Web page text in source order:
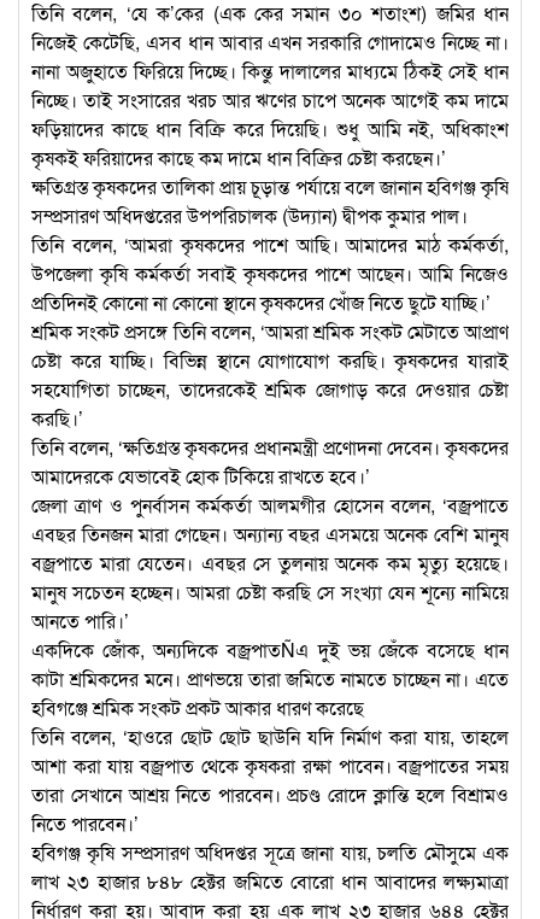
তিনি বলেন, ‘যে ক’কের (এক কের সমান ৩০ শতাংশ) জমির ধান
নিজেই কেটেছি, এসব ধান আবার এখন সরকারি গোদামেও নিচ্ছে না।
নানা অজুহাতে ফিরিয়ে দিচ্ছে। কিন্তু দালালের মাধ্যমে ঠিকই সেই ধান
নিচ্ছে। তাই সংসারের খরচ আর ঋণের চাপে অনেক আগেই কম দামে
ফড়িয়াদের কাছে ধান বিক্রি করে দিয়েছি। শুধু আমি নই, অধিকাংশ
কৃষকই ফরিয়াদের কাছে কম দামে ধান বিক্রির চেষ্টা করছেন।’
ক্ষতিগ্রস্ত কৃষকদের তালিকা প্রায় চূড়ান্ত পর্যায়ে বলে জানান হবিগঞ্জ কৃষি
সম্প্রসারণ অধিদপ্তরের উপপরিচালক (উদ্যান) দ্বীপক কুমার পাল।
তিনি বলেন, ‘আমরা কৃষকদের পাশে আছি। আমাদের মাঠ কর্মকর্তা,
উপজেলা কৃষি কর্মকর্তা সবাই কৃষকদের পাশে আছেন। আমি নিজেও
প্রতিদিনই কোনো না কোনো স্থানে কৃষকদের খোঁজ নিতে ছুটে যাচ্ছি।’
শ্রমিক সংকট প্রসঙ্গে তিনি বলেন, ‘আমরা শ্রমিক সংকট মেটাতে আপ্রাণ
চেষ্টা করে যাচ্ছি। বিভিন্ন স্থানে যোগাযোগ করছি। কৃষকদের যারাই
সহযোগিতা চাচ্ছেন, তাদেরকেই শ্রমিক জোগাড় করে দেওয়ার চেষ্টা
করছি।’
তিনি বলেন, ‘ক্ষতিগ্রস্ত কৃষকদের প্রধানমন্ত্রী প্রণোদনা দেবেন। কৃষকদের
আমাদেরকে যেভাবেই হোক টিকিয়ে রাখতে হবে।’
জেলা ত্রাণ ও পুনর্বাসন কর্মকর্তা আলমগীর হোসেন বলেন, ‘বজ্রপাতে
এবছর তিনজন মারা গেছেন। অন্যান্য বছর এসময়ে অনেক বেশি মানুষ
বজ্রপাতে মারা যেতেন। এবছর সে তুলনায় অনেক কম মৃত্যু হয়েছে।
মানুষ সচেতন হচ্ছেন। আমরা চেষ্টা করছি সে সংখ্যা যেন শূন্যে নামিয়ে
আনতে পারি।’
একদিকে জোঁক, অন্যদিকে বজ্রপাতÑএ দুই ভয় জেঁকে বসেছে ধান
কাটা শ্রমিকদের মনে। প্রাণভয়ে তারা জমিতে নামতে চাচ্ছেন না। এতে
হবিগঞ্জে শ্রমিক সংকট প্রকট আকার ধারণ করেছে
তিনি বলেন, ‘হাওরে ছোট ছোট ছাউনি যদি নির্মাণ করা যায়, তাহলে
আশা করা যায় বজ্রপাত থেকে কৃষকরা রক্ষা পাবেন। বজ্রপাতের সময়
তারা সেখানে আশ্রয় নিতে পারবেন। প্রচণ্ড রোদে ক্লান্তি হলে বিশ্রামও
নিতে পারবেন।’
হবিগঞ্জ কৃষি সম্প্রসারণ অধিদপ্তর সূত্রে জানা যায়, চলতি মৌসুমে এক
লাখ ২৩ হাজার ৮৪৮ হেক্টর জমিতে বোরো ধান আবাদের লক্ষ্যমাত্রা
নির্ধারণ করা হয়। আবাদ করা হয় এক লাখ ২৩ হাজার ৬৪৪ হেক্টর